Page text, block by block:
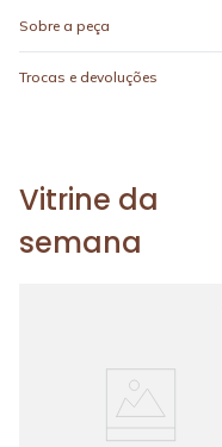
Sobre a peça
Trocas e devoluções
Vitrine da
semana